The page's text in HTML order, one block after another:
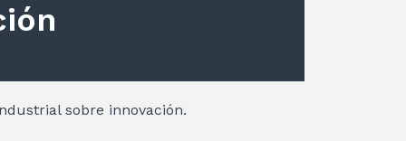
sobre innovación.